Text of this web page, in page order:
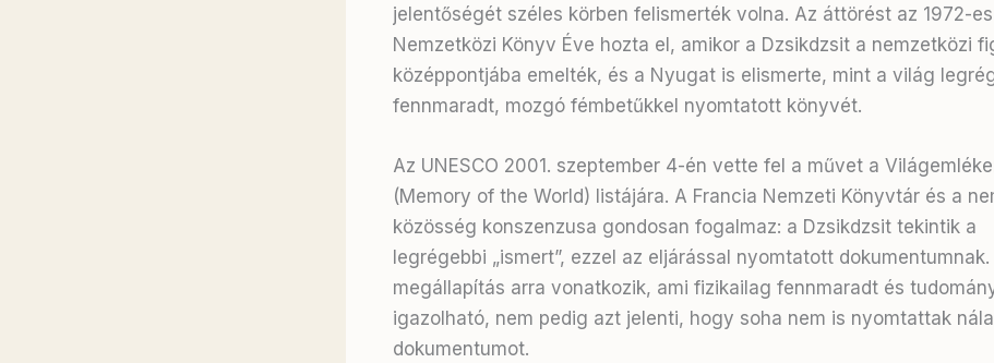
jelentőségét széles körben felismerték volna. Az áttörést az 1972-es
Nemzetközi Könyv Éve hozta el, amikor a Dzsikdzsit a nemzetközi
középpontjába emelték, és a Nyugat is elismerte, mint a világ
fennmaradt, mozgó fémbetűkkel nyomtatott könyvét.
Az UNESCO 2001. szeptember 4-én vette fel a művet a
(Memory of the World) listájára. A Francia Nemzeti Könyvtár és a
közösség konszenzusa gondosan fogalmaz: a Dzsikdzsit tekintik a
legrégebbi „ismert”, ezzel az eljárással nyomtatott dokumentumnak.
megállapítás arra vonatkozik, ami fizikailag fennmaradt és
igazolható, nem pedig azt jelenti, hogy soha nem is nyomtattak
dokumentumot.